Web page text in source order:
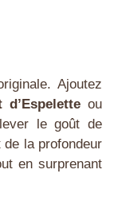
Ajoutez
d’Espelette ou
le goût de
la profondeur
en surprenant